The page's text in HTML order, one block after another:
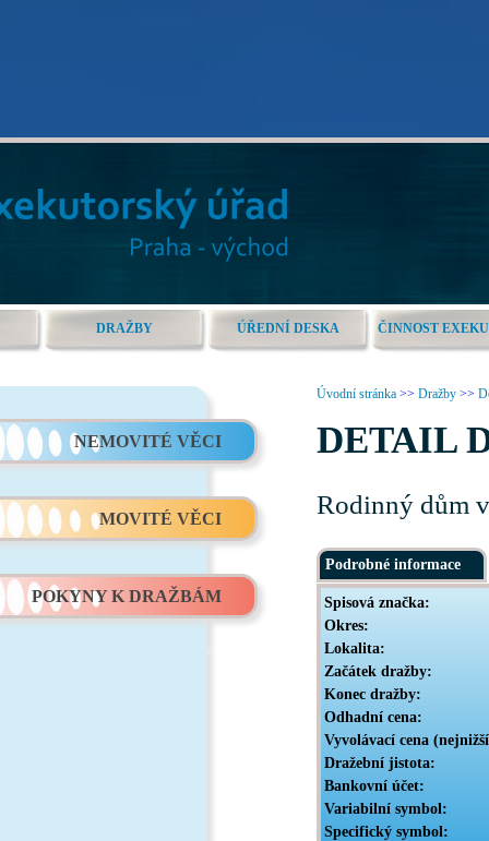
DRAŽBY ÚŘEDNÍ DESKA ČINNOST
NEMOVITÉ VĚCI
MOVITÉ VĚCI
POKYNY K DRAŽBÁM
Úvodní stránka >> Dražby >>
DETAIL
Rodinný dům
Podrobné informace
Spisová značka:
Okres:
Lokalita:
Začátek dražby:
Konec dražby:
Odhadní cena:
Vyvolávací cena
Dražební jistota:
Bankovní účet:
Variabilní symbol:
Specifický symbol: